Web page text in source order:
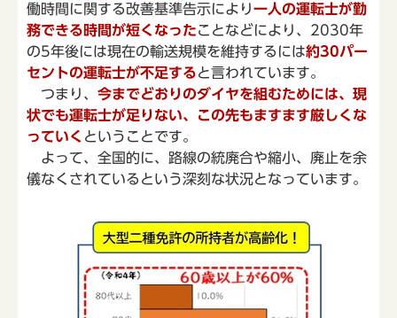
働時間に関する改善基準告示により一人の運転士が勤
務できる時間が短くなったことなどにより、2030年
の5年後には現在の輸送規模を維持するには約30パー
セントの運転士が不足すると言われています。
つまり、 今までどおりのダイヤを組むためには、現
状でも運転士が足りない、この先もますます厳しくな
っていく ということです。
よって、全国的に、路線の統廃合や縮小、廃止を余
儀なくされているという深刻な状況となっています。